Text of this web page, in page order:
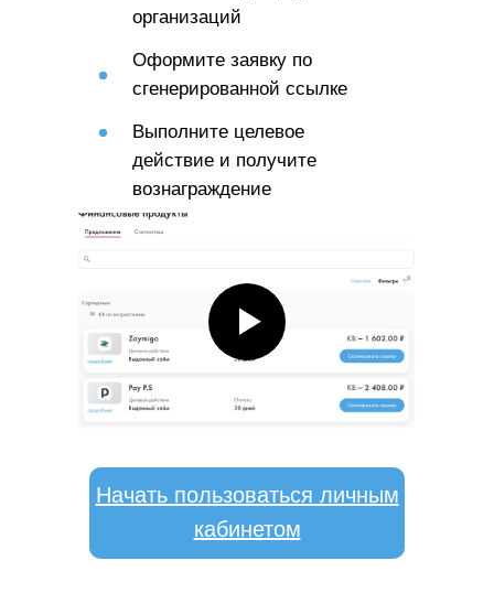
организаций
Оформите заявку по
сгенерированной ссылке
Выполните целевое
действие и получите
вознаграждение
Начать пользоваться личным
кабинетом